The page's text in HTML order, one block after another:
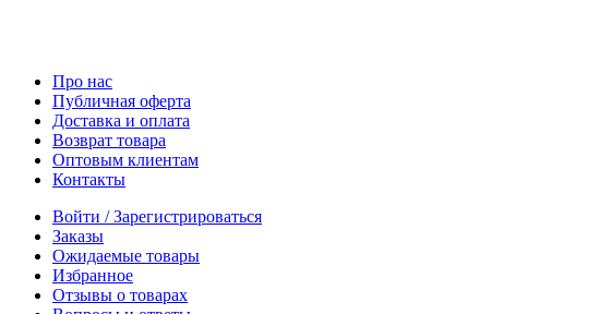
Про нас
Публичная оферта
Доставка и оплата
Возврат товара
Оптовым клиентам
Контакты
Войти / Зарегистрироваться
Заказы
Ожидаемые товары
Избранное
Отзывы о товарах